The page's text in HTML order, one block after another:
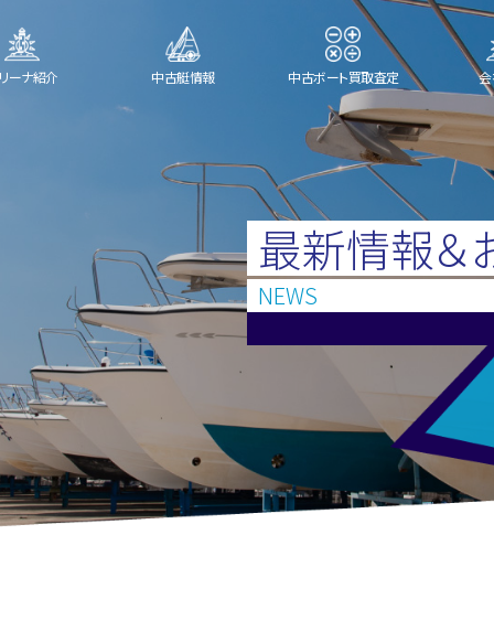
ーナ紹介 中古艇情報 中古ボート買取査定
最新情報＆
NEWS